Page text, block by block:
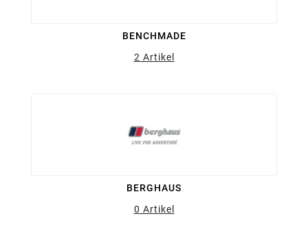
BENCHMADE
2 Artikel
BERGHAUS
0 Artikel